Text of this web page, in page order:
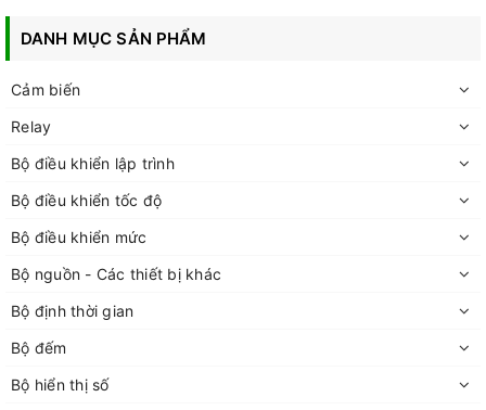
DANH MỤC SẢN PHẨM
Cảm biến
Relay
Bộ điều khiển lập trình
Bộ điều khiển tốc độ
Bộ điều khiển mức
Bộ nguồn - Các thiết bị khác
Bộ định thời gian
Bộ đếm
Bộ hiển thị số